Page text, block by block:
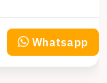
Whatsapp